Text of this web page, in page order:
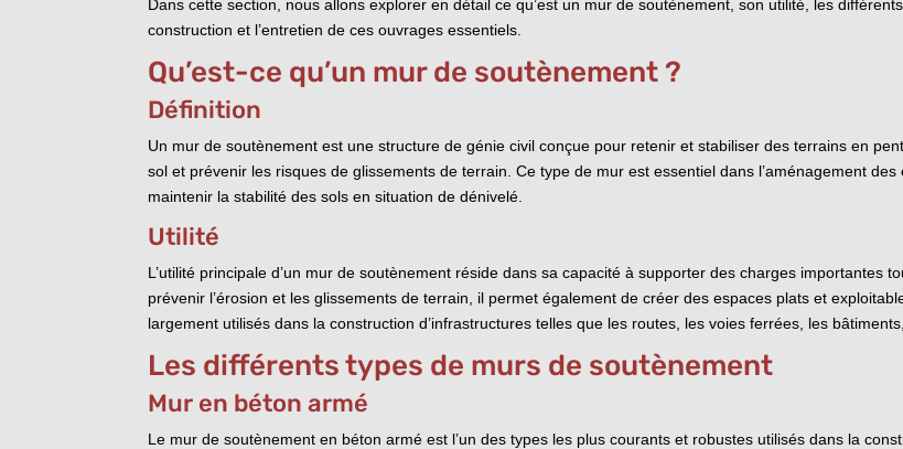
Dans cette section, nous allons explorer en détail ce qu’est un mur de soutènement, son utilité, les
construction et l’entretien de ces ouvrages essentiels.
Qu’est-ce qu’un mur de soutènement ?
Définition
Un mur de soutènement est une structure de génie civil conçue pour retenir et stabiliser des terrains en
sol et prévenir les risques de glissements de terrain. Ce type de mur est essentiel dans l’aménagement
maintenir la stabilité des sols en situation de dénivelé.
Utilité
L’utilité principale d’un mur de soutènement réside dans sa capacité à supporter des charges importantes
prévenir l’érosion et les glissements de terrain, il permet également de créer des espaces plats et
largement utilisés dans la construction d’infrastructures telles que les routes, les voies ferrées, les
Les différents types de murs de soutènement
Mur en béton armé
Le mur de soutènement en béton armé est l’un des types les plus courants et robustes utilisés dans la